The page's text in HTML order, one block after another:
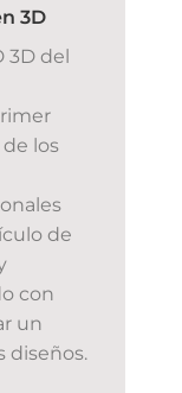
3D
del
los
de
con
un
diseños.